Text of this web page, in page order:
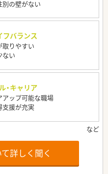
別の壁がない
フバランス
取りやすい
ない
・キャリア
アップ可能な職場
支援が充実
詳しく聞く